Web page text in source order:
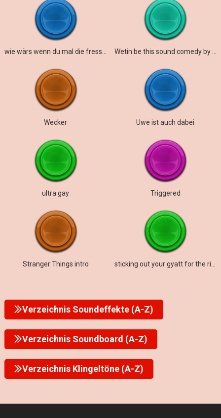
Wecker Uwe ist auch dabei
ultra gay Triggered
Stranger Things intro
Verzeichnis Soundeffekte (A-Z)
Verzeichnis Soundboard (A-Z)
Verzeichnis Klingeltöne (A-Z)